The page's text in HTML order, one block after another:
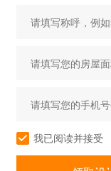
我已阅读并接受